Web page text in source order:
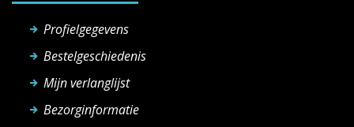
Profielgegevens
Bestelgeschiedenis
Mijn verlanglijst
Bezorginformatie